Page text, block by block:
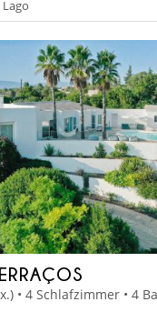
• 4 Schlafzimmer • 4